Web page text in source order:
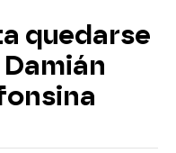
quedarse